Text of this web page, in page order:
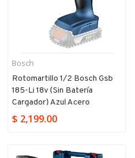
Bosch
Rotomartillo 1/2 Bosch Gsb
185-Li 18v (sin Batería
Cargador) Azul Acero
$ 2,199.00